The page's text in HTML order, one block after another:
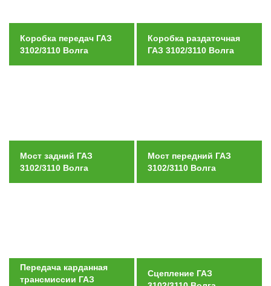
Статьи
Сервисный центр
+7 (4162) 22–95–69
Коробка передач ГАЗ
3102/3110 Волга
Коробка раздаточная
ГАЗ 3102/3110 Волга
Мост задний ГАЗ
3102/3110 Волга
Мост передний ГАЗ
3102/3110 Волга
Передача карданная
трансмиссии ГАЗ
Сцепление ГАЗ